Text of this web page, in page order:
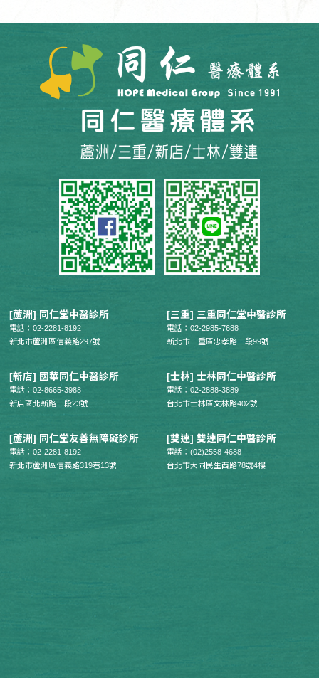
[蘆洲] 同仁堂中醫診所
電話：02-2281-8192
新北市蘆洲區信義路297號
[三重] 三重同仁堂中醫診所
電話：02-2985-7688
新北市三重區忠孝路二段99號
[新店] 國華同仁中醫診所
電話：02-8665-3988
新店區北新路三段23號
[士林] 士林同仁中醫診所
電話：02-2888-3889
台北市士林區文林路402號
[蘆洲] 同仁堂友善無障礙診所
電話：02-2281-8192
新北市蘆洲區信義路319巷13號
[雙連] 雙連同仁中醫診所
電話：(02)2558-4688
台北市大同民生西路78號4樓